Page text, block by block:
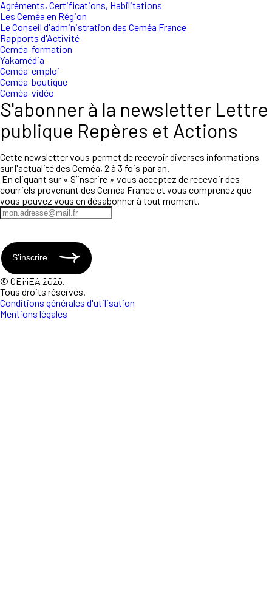
Agréments, Certifications, Habilitations
Les Ceméa en Région
Le Conseil d'administration des Ceméa France
Rapports d'Activité
Ceméa-formation
Yakamédia
Ceméa-emploi
Ceméa-boutique
Ceméa-vidéo
S'abonner à la newsletter Lettre
publique Repères et Actions
Cette newsletter vous permet de recevoir diverses informations
sur l'actualité des Ceméa, 2 à 3 fois par an.
En cliquant sur « S’inscrire » vous acceptez de recevoir des
courriels provenant des Ceméa France et vous comprenez que
vous pouvez vous en désabonner à tout moment.
S'inscrire
© CEMEA 2026.
Tous droits réservés.
Conditions générales d'utilisation
Mentions légales